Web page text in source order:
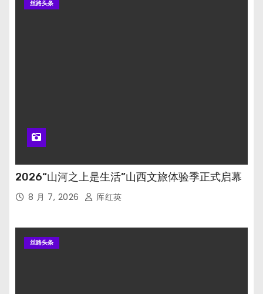
丝路头条
2026“山河之上是生活”山西文旅体验季正式启幕
8 月 7, 2026 厍红英
丝路头条